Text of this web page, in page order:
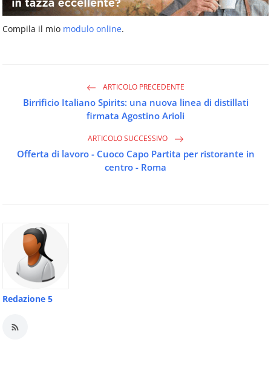
Compila il mio modulo online.
ARTICOLO PRECEDENTE
Birrificio Italiano Spirits: una nuova linea di distillati
firmata Agostino Arioli
ARTICOLO SUCCESSIVO
Offerta di lavoro - Cuoco Capo Partita per ristorante in
centro - Roma
Redazione 5